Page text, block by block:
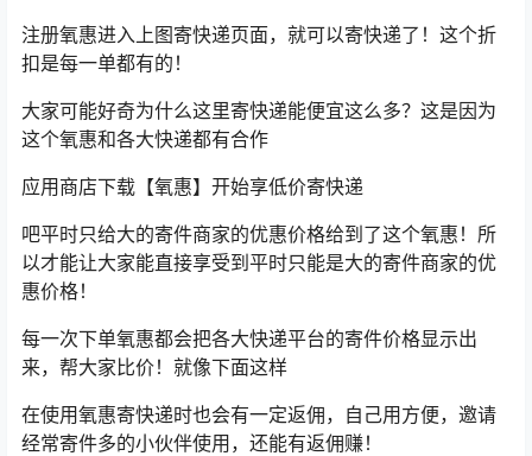
注册氧惠进入上图寄快递页面，就可以寄快递了！这个折
扣是每一单都有的！
大家可能好奇为什么这里寄快递能便宜这么多？这是因为
这个氧惠和各大快递都有合作
应用商店下载【氧惠】开始享低价寄快递
吧平时只给大的寄件商家的优惠价格给到了这个氧惠！所
以才能让大家能直接享受到平时只能是大的寄件商家的优
惠价格！
每一次下单氧惠都会把各大快递平台的寄件价格显示出
来，帮大家比价！就像下面这样
在使用氧惠寄快递时也会有一定返佣，自己用方便，邀请
经常寄件多的小伙伴使用，还能有返佣赚！